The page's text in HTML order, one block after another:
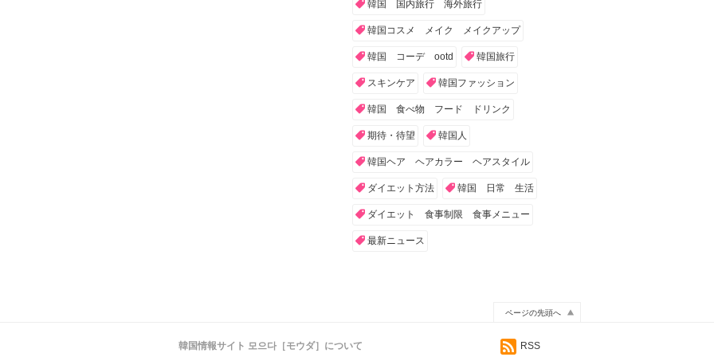
韓国 国内旅行 海外旅行
韓国コスメ メイク メイクアップ
韓国 コーデ ootd 韓国旅行
スキンケア 韓国ファッション
韓国 食べ物 フード ドリンク
期待・待望 韓国人
韓国ヘア ヘアカラー ヘアスタイル
ダイエット方法 韓国 日常 生活
ダイエット 食事制限 食事メニュー
最新ニュース
ページの先頭へ
韓国情報サイト 모으다［モウダ］について RSS